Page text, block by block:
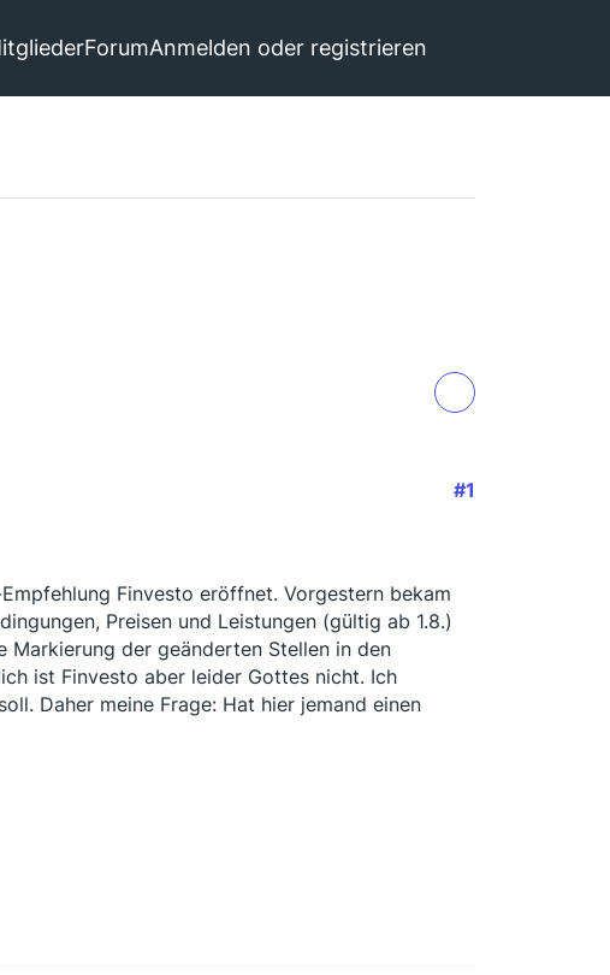
ForumAnmelden oder registrieren
#1
Finvesto eröffnet. Vorgestern bekam
Preisen und Leistungen (gültig ab 1.8.)
Markierung der geänderten Stellen in den
ist Finvesto aber leider Gottes nicht. Ich
Daher meine Frage: Hat hier jemand einen